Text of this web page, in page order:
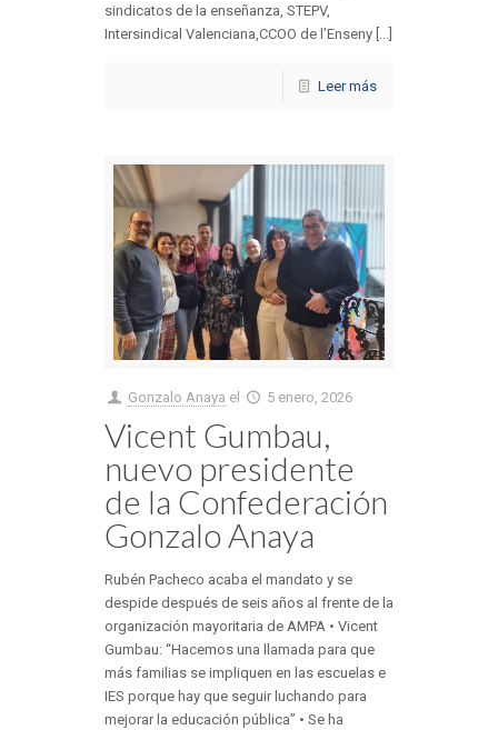
sindicatos de la enseñanza, STEPV,
Intersindical Valenciana,CCOO de l’Enseny [...]
Leer más
Gonzalo Anaya el 5 enero, 2026
Vicent Gumbau,
nuevo presidente
de la Confederación
Gonzalo Anaya
Rubén Pacheco acaba el mandato y se
despide después de seis años al frente de la
organización mayoritaria de AMPA • Vicent
Gumbau: “Hacemos una llamada para que
más familias se impliquen en las escuelas e
IES porque hay que seguir luchando para
mejorar la educación pública” • Se ha